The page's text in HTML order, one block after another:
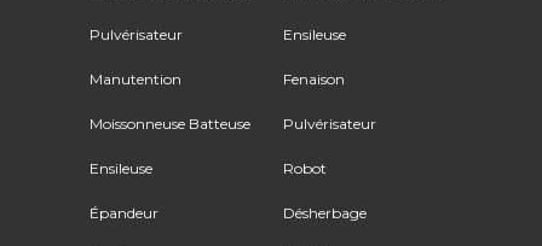
Pulvérisateur
Manutention
Moissonneuse Batteuse
Ensileuse
Épandeur
Ensileuse
Fenaison
Pulvérisateur
Robot
Désherbage